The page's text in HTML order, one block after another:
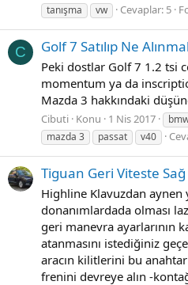
tanışma
vw Cevaplar: 5
C Golf 7 Satılıp Ne
Peki dostlar Golf 7 1.2 tsi
momentum ya da
Mazda 3 hakkındaki
Cibuti Konu 1 Nis 2017
mazda 3
passat v40
Tiguan Geri Viteste
Highline Klavuzdan aynen
donanımlardada olması
geri manevra ayarlarının
atanmasını istediğiniz
aracın kilitlerini bu
frenini devreye alın -